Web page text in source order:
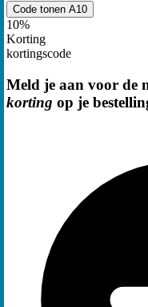
Code tonen A10
10%
Korting
kortingscode
Meld je aan voor de
korting op je